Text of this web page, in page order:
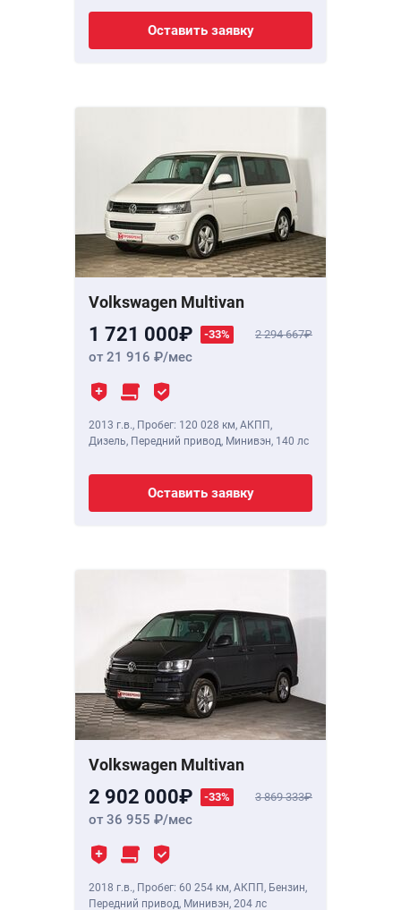
Оставить заявку
Volkswagen Multivan
1 721 000 -33% 2 294 667
от 21 916 /мес
2013 г.в., Пробег: 120 028 км, АКПП,
Дизель, Передний привод, Минивэн, 140 лс
Оставить заявку
Volkswagen Multivan
2 902 000 -33% 3 869 333
от 36 955 /мес
2018 г.в., Пробег: 60 254 км, АКПП, Бензин,
Передний привод, Минивэн, 204 лс